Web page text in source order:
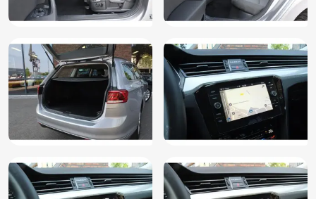
Parkeersensor voor en achter
Rijstrooksensor met correctie
Schakelmogelijkheid aan stuurwiel
Smartphone integratie
Spraakbediening
Start/stop systeem
Stuur leder
Stuur multifunctioneel